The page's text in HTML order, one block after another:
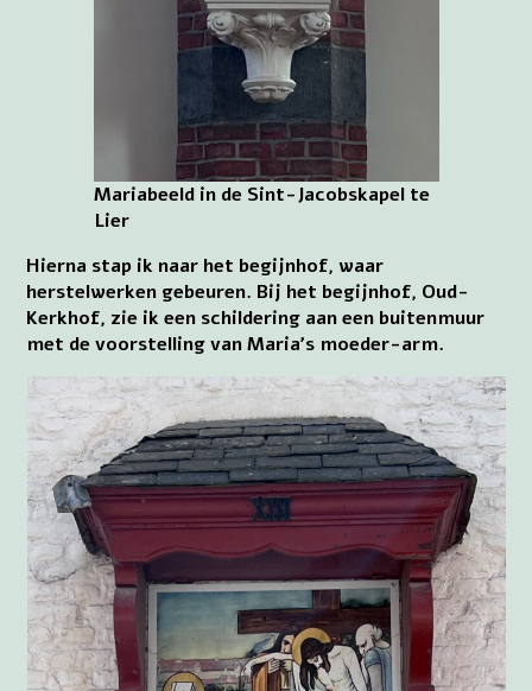
Mariabeeld in de Sint-Jacobskapel te
Lier
Hierna stap ik naar het begijnhof, waar
herstelwerken gebeuren. Bij het begijnhof, Oud-
Kerkhof, zie ik een schildering aan een buitenmuur
met de voorstelling van Maria’s moeder-arm.